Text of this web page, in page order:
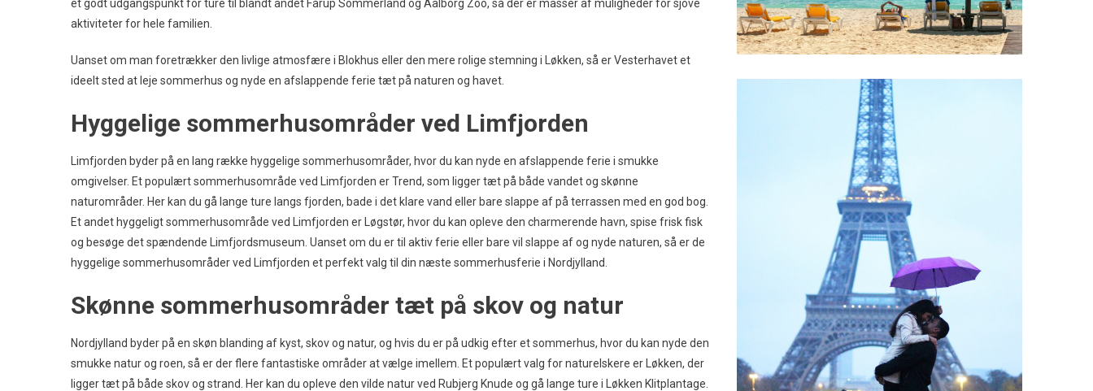
et godt udgangspunkt for ture til blandt andet Fårup Sommerland og Aalborg Zoo, så der er masser af muligheder for sjove
aktiviteter for hele familien.
Uanset om man foretrækker den livlige atmosfære i Blokhus eller den mere rolige stemning i Løkken, så er Vesterhavet et
ideelt sted at leje sommerhus og nyde en afslappende ferie tæt på naturen og havet.
Hyggelige sommerhusområder ved Limfjorden
Limfjorden byder på en lang række hyggelige sommerhusområder, hvor du kan nyde en afslappende ferie i smukke
omgivelser. Et populært sommerhusområde ved Limfjorden er Trend, som ligger tæt på både vandet og skønne
naturområder. Her kan du gå lange ture langs fjorden, bade i det klare vand eller bare slappe af på terrassen med en god bog.
Et andet hyggeligt sommerhusområde ved Limfjorden er Løgstør, hvor du kan opleve den charmerende havn, spise frisk fisk
og besøge det spændende Limfjordsmuseum. Uanset om du er til aktiv ferie eller bare vil slappe af og nyde naturen, så er de
hyggelige sommerhusområder ved Limfjorden et perfekt valg til din næste sommerhusferie i Nordjylland.
Skønne sommerhusområder tæt på skov og natur
Nordjylland byder på en skøn blanding af kyst, skov og natur, og hvis du er på udkig efter et sommerhus, hvor du kan nyde den
smukke natur og roen, så er der flere fantastiske områder at vælge imellem. Et populært valg for naturelskere er Løkken, der
ligger tæt på både skov og strand. Her kan du opleve den vilde natur ved Rubjerg Knude og gå lange ture i Løkken Klitplantage.